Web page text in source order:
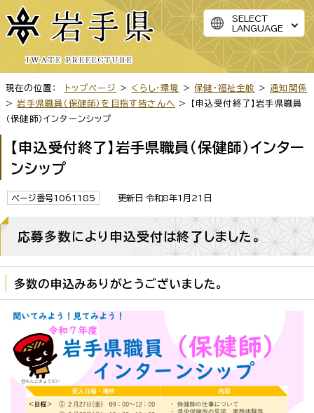
SELECT
LANGUAGE
現在の位置： トップページ > くらし・環境 >保健・福祉全般 >通知関係
>岩手県職員（保健師）を目指す皆さんへ
> 【申込受付終了】岩手県職員
（保健師）インターンシップ
【申込受付終了】岩手県職員（保健師）インター
ンシップ
ページ番号1061185 更新日 令和8年1月21日
応募多数により申込受付は終了しました。
多数の申込みありがとうございました。